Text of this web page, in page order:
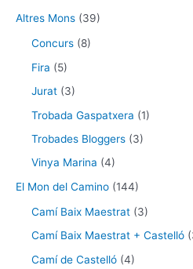
Altres Mons (39)
Concurs (8)
Fira (5)
Jurat (3)
Trobada Gaspatxera (1)
Trobades Bloggers (3)
Vinya Marina (4)
El Mon del Camino (144)
Camí Baix Maestrat (3)
Camí Baix Maestrat + Castelló
Camí de Castelló (4)